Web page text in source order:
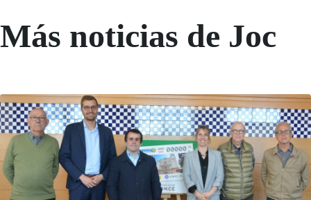
Más noticias de Joc